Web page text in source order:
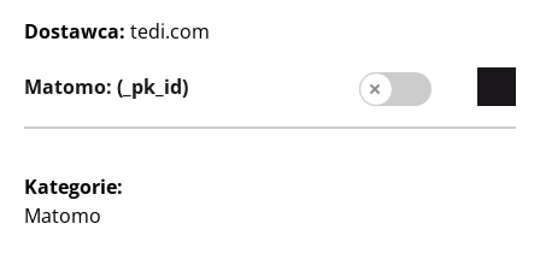
9
Dostawca: tedi.com
Matomo: (_pk_id)
Kategorie:
Matomo